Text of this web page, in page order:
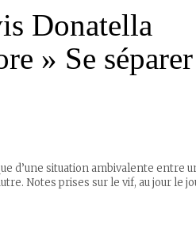
Donatella
» Se séparer
d’une situation ambivalente entre
Notes prises sur le vif, au jour le